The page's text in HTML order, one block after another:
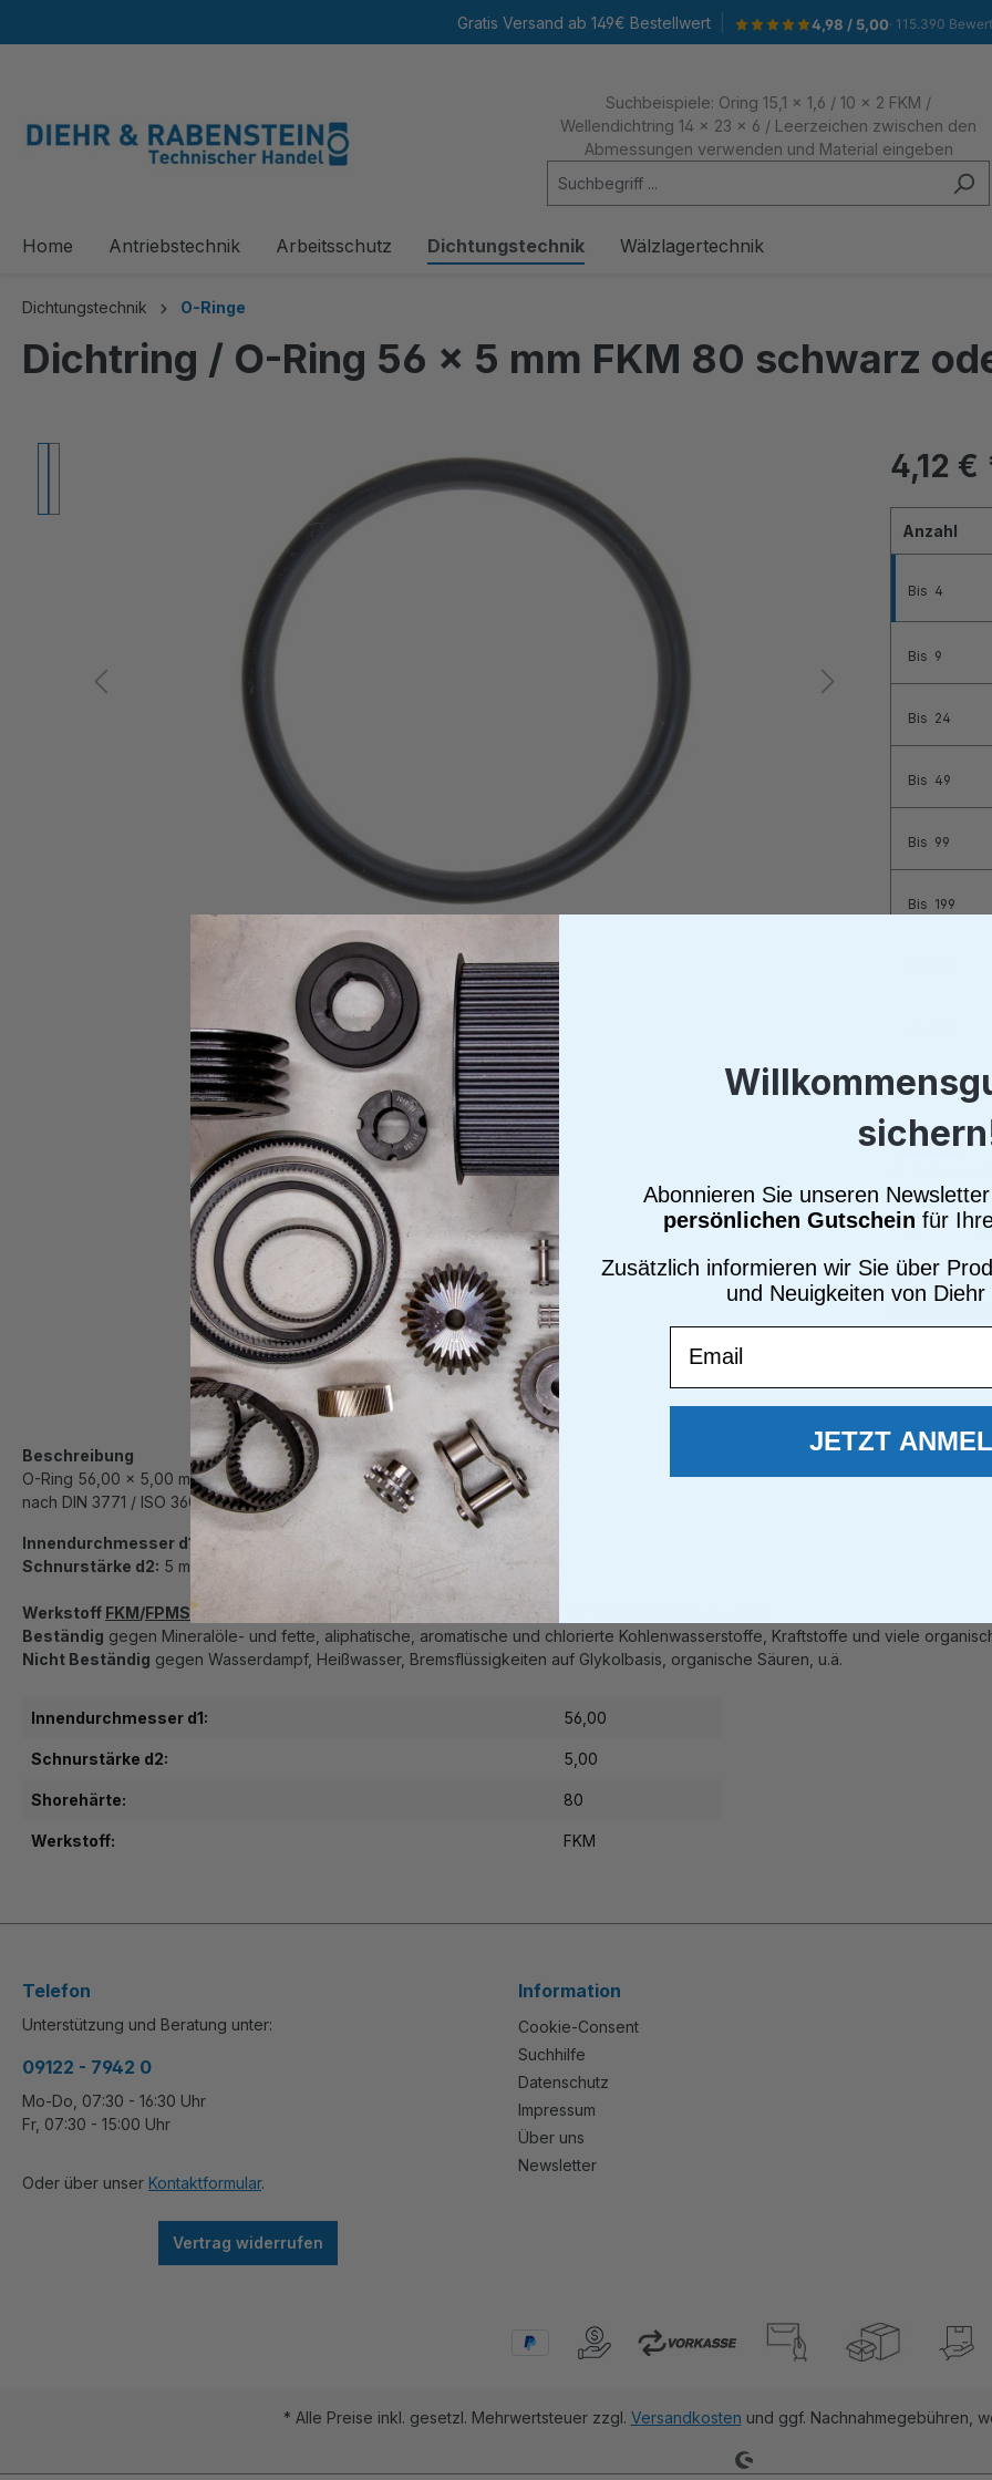
Gratis Versand ab 149€ Bestellwert 4,98 / 5,00· 115.390
Suchbeispiele: Oring 15,1 x 1,6 / 10 x 2 FKM /
Wellendichtring 14 x 23 x 6 / Leerzeichen zwischen den
Abmessungen verwenden und Material eingeben
Home Antriebstechnik Arbeitsschutz Dichtungstechnik Wälzlagertechnik
Dichtungstechnik O-Ringe
Dichtring / O-Ring 56 x 5 mm FKM 80 schwarz
4,12 €
Anzahl
Bis 4
Bis 9
Bis 24
Bis 49
Bis 99
Bis 199
Alle Preise
Brutto
Zum
Beschreibung
O-Ring 56,00 x 5,00 mm
nach DIN 3771 / ISO 3601
Innendurchmesser d1:
Schnurstärke d2: 5 mm
Werkstoff FKM/FPMShorehärte
, einsetzbar von ca. -15C bis ca. +200C, Wasser nur bis ca. +80C
Beständig gegen Mineralöle- und fette, aliphatische, aromatische und chlorierte Kohlenwasserstoffe, Kraftstoffe und viele
Nicht Beständig gegen Wasserdampf, Heißwasser, Bremsflüssigkeiten auf Glykolbasis, organische Säuren, u.ä.
Innendurchmesser d1: 56,00
Schnurstärke d2: 5,00
Shorehärte: 80
Werkstoff: FKM
Telefon
Unterstützung und Beratung unter:
09122 - 7942 0
Mo-Do, 07:30 - 16:30 Uhr
Fr, 07:30 - 15:00 Uhr
Oder über unser Kontaktformular.
Vertrag widerrufen
Information
Cookie-Consent
Suchhilfe
Datenschutz
Impressum
Über uns
Newsletter
* Alle Preise inkl. gesetzl. Mehrwertsteuer zzgl. Versandkosten und ggf. Nachnahmegebühren,
Abonnieren Sie unseren
persönlichen Gutschein für
Zusätzlich informieren wir Sie über
und Neuigkeiten von
JETZT